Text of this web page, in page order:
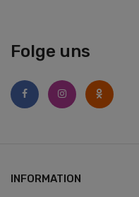
Folge uns
INFORMATION